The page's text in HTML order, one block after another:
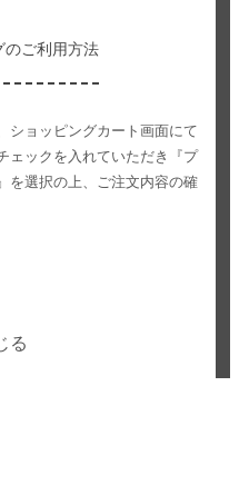
のご利用方法
ショッピングカート画面にて
ェックを入れていただき
『プ
を選択の上、ご注文内容の確
る